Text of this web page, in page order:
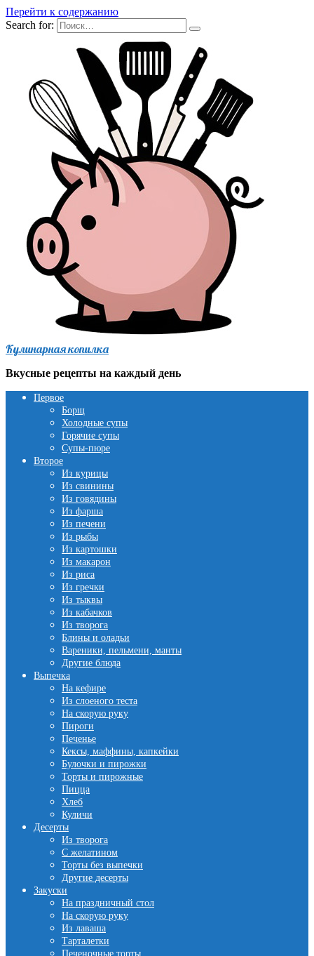
Перейти к содержанию
Search for:
Кулинарная копилка
Вкусные рецепты на каждый день
Первое
Борщ
Холодные супы
Горячие супы
Супы-пюре
Второе
Из курицы
Из свинины
Из говядины
Из фарша
Из печени
Из рыбы
Из картошки
Из макарон
Из риса
Из гречки
Из тыквы
Из кабачков
Из творога
Блины и оладьи
Вареники, пельмени, манты
Другие блюда
Выпечка
На кефире
Из слоеного теста
На скорую руку
Пироги
Печенье
Кексы, маффины, капкейки
Булочки и пирожки
Торты и пирожные
Пицца
Хлеб
Куличи
Десерты
Из творога
С желатином
Торты без выпечки
Другие десерты
Закуски
На праздничный стол
На скорую руку
Из лаваша
Тарталетки
Печеночные торты